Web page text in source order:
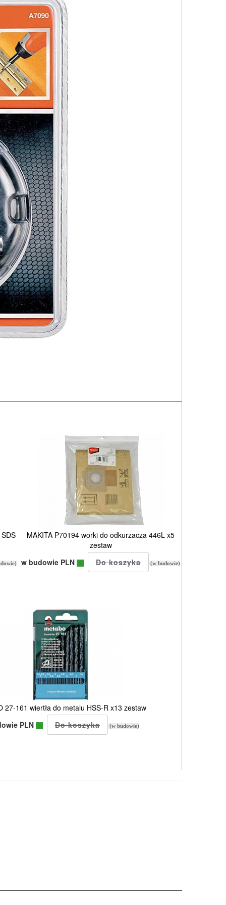
MAKITA P70194 worki do odkurzacza 446L x5
zestaw
w budowie PLN
(w budowie)
27-161 wiertła do metalu HSS-R x13 zestaw
PLN
(w budowie)